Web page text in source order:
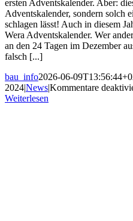
ersten Adventskalender. Aber:
Adventskalender, sondern solch
schlagen lässt! Auch in diesem
Wera Adventskalender. Wer
an den 24 Tagen im Dezember
falsch [...]
bau_info2026-06-
2024|News|Kommentare
Weiterlesen